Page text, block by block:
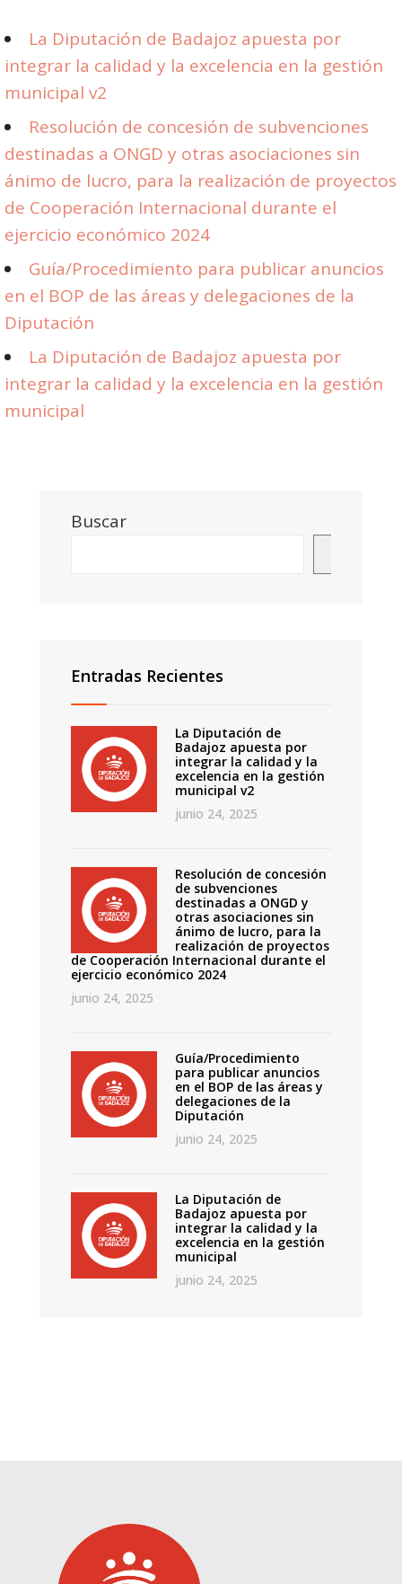
La Diputación de Badajoz apuesta por
integrar la calidad y la excelencia en la gestión
municipal v2
Resolución de concesión de subvenciones
destinadas a ONGD y otras asociaciones sin
ánimo de lucro, para la realización de proyectos
de Cooperación Internacional durante el
ejercicio económico 2024
Guía/Procedimiento para publicar anuncios
en el BOP de las áreas y delegaciones de la
Diputación
La Diputación de Badajoz apuesta por
integrar la calidad y la excelencia en la gestión
municipal
Buscar
Entradas Recientes
La Diputación de
Badajoz apuesta por
integrar la calidad y la
excelencia en la gestión
municipal v2
junio 24, 2025
Resolución de concesión
de subvenciones
destinadas a ONGD y
otras asociaciones sin
ánimo de lucro, para la
realización de proyectos
de Cooperación Internacional durante el
ejercicio económico 2024
junio 24, 2025
Guía/Procedimiento
para publicar anuncios
en el BOP de las áreas y
delegaciones de la
Diputación
junio 24, 2025
La Diputación de
Badajoz apuesta por
integrar la calidad y la
excelencia en la gestión
municipal
junio 24, 2025